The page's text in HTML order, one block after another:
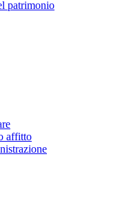
patrimonio
affitto